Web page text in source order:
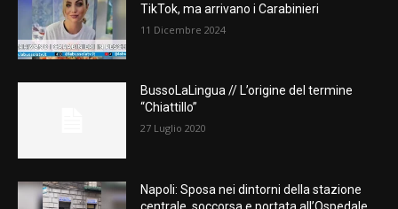
TikTok, ma arrivano i Carabinieri
11 Dicembre 2024
BussoLaLingua // L’origine del termine
“Chiattillo”
27 Luglio 2020
Napoli: Sposa nei dintorni della stazione